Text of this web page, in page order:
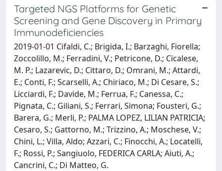
Targeted NGS Platforms for Genetic
Screening and Gene Discovery in Primary
Immunodeficiencies
2019-01-01 Cifaldi, C.; Brigida, I.; Barzaghi, Fiorella;
Zoccolillo, M.; Ferradini, V.; Petricone, D.; Cicalese,
M. P.; Lazarevic, D.; Cittaro, D.; Omrani, M.; Attardi,
E.; Conti, F.; Scarselli, A.; Chiriaco, M.; Di Cesare, S.;
Licciardi, F.; Davide, M.; Ferrua, F.; Canessa, C.;
Pignata, C.; Giliani, S.; Ferrari, Simona; Fousteri, G.;
Barera, G.; Merli, P.; PALMA LOPEZ, LILIAN PATRICIA;
Cesaro, S.; Gattorno, M.; Trizzino, A.; Moschese, V.;
Chini, L.; Villa, Aldo; Azzari, C.; Finocchi, A.; Locatelli,
F.; Rossi, P.; Sangiuolo, FEDERICA CARLA; Aiuti, A.;
Cancrini, C.; Di Matteo, G.